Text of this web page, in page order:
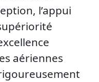
l’appui
aériennes